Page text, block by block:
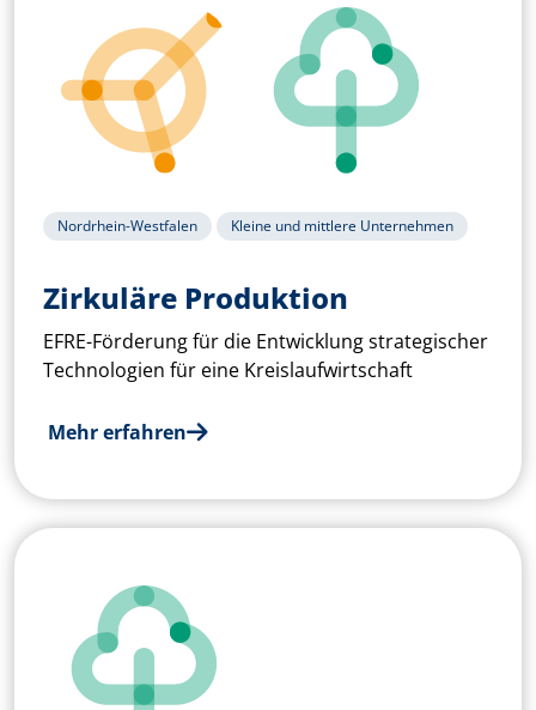
Nordrhein-Westfalen Kleine und mittlere Unternehmen
Zirkuläre Produktion
EFRE-Förderung für die Entwicklung strategischer
Technologien für eine Kreislaufwirtschaft
Mehr erfahren